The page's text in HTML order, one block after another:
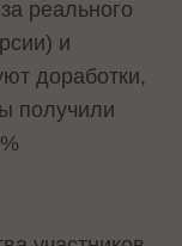
реального
и
доработки,
получили